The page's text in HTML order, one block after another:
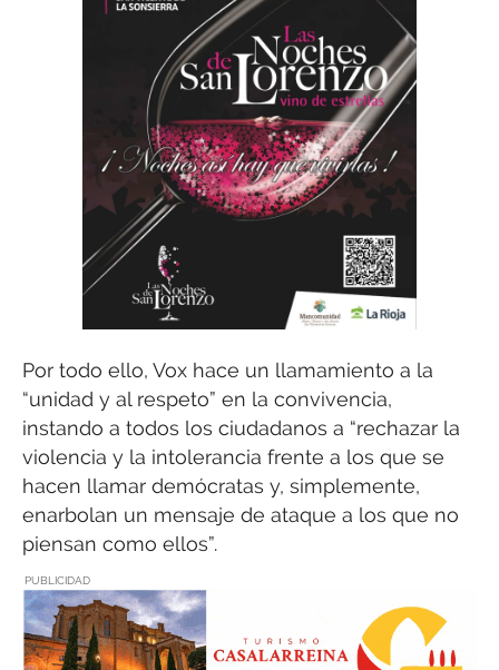
Por todo ello, Vox hace un llamamiento a la
“unidad y al respeto” en la convivencia,
instando a todos los ciudadanos a “rechazar la
violencia y la intolerancia frente a los que se
hacen llamar demócratas y, simplemente,
enarbolan un mensaje de ataque a los que no
piensan como ellos”.
PUBLICIDAD